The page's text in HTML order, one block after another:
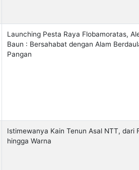
Launching Pesta Raya Flobamoratas,
Baun : Bersahabat dengan Alam
Pangan
Istimewanya Kain Tenun Asal NTT, dari
hingga Warna